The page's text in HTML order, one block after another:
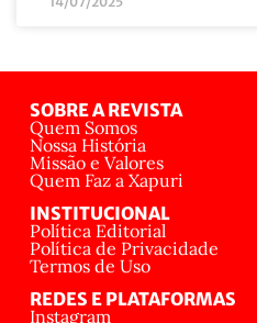
SOBRE A REVISTA
Quem Somos
Nossa História
Missão e Valores
Quem Faz a Xapuri
INSTITUCIONAL
Política Editorial
Política de Privacidade
Termos de Uso
REDES E PLATAFORMAS
Instagram